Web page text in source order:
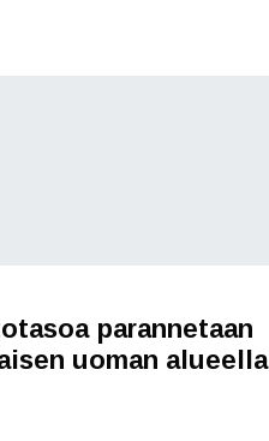
parannetaan
uoman alueella